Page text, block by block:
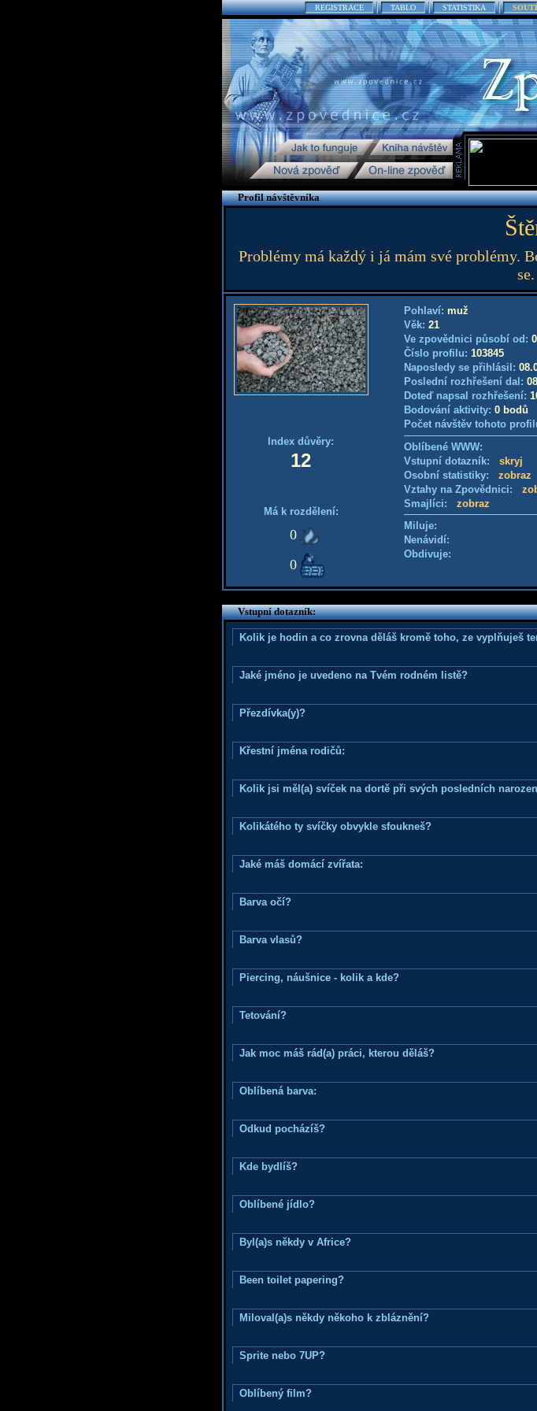
REGISTRACE TABLO STATISTIKA
Profil návštěvníka
Problémy má každý i já mám své problémy.
se.
Index důvěry:
12
Má k rozdělení:
0
0
Pohlaví: muž
Věk: 21
Ve zpovědnici působí od:
Číslo profilu: 103845
Naposledy se přihlásil:
Poslední rozhřešení dal:
Doteď napsal rozhřešení:
Bodování aktivity: 0 bodů
Počet návštěv tohoto
Oblíbené WWW:
Vstupní dotazník: skryj
Osobní statistiky: zobraz
Vztahy na Zpovědnici:
Smajlíci: zobraz
Miluje:
Nenávidí:
Obdivuje:
Vstupní dotazník:
Kolik je hodin a co zrovna děláš kromě toho, ze vyplňuješ
Jaké jméno je uvedeno na Tvém rodném listě?
Přezdívka(y)?
Křestní jména rodičů:
Kolik jsi měl(a) svíček na dortě při svých posledních
Kolikátého ty svíčky obvykle sfoukneš?
Jaké máš domácí zvířata:
Barva očí?
Barva vlasů?
Piercing, náušnice - kolik a kde?
Tetování?
Jak moc máš rád(a) práci, kterou děláš?
Oblíbená barva:
Odkud pocházíš?
Kde bydlíš?
Oblíbené jídlo?
Byl(a)s někdy v Africe?
Been toilet papering?
Miloval(a)s někdy někoho k zbláznění?
Sprite nebo 7UP?
Oblíbený film?